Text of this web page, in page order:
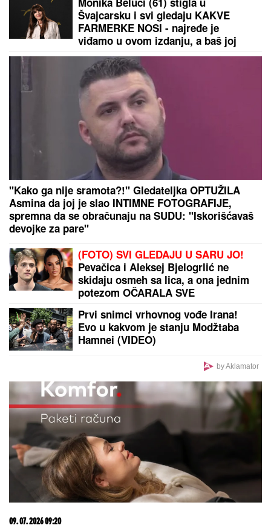
KRVAVI OBRAČUN NA DORĆOLU:
Mladić upucan u stomak, drugovi ga
dovezli u bolnicu, na ovo se sumnja
SVE JE GOTOVO:
stiže iz Real Madrida u Crvenu
zvezdu
JEDAN STAN, PODELJEN NA DVA DELA:
kupio stan sa bivšom ženom, sada će mu biti PRVA
KOMŠINICA - pokazali koliko su i dalje bliski!
RASKINULI TEODORA I BEBICA
Ostavila ga nakon izlaska iz Elite 9 i
uzela sve stvari: Ovo su detalji
Monika Beluči (61) stigla u
Švajcarsku i svi gledaju KAKVE
FARMERKE NOSI - najređe je
viđamo u ovom izdanju, a baš joj
pristaje: Odabrala model koji
izdužuje figuru, a onda se vratila
prepoznatljivom stilu